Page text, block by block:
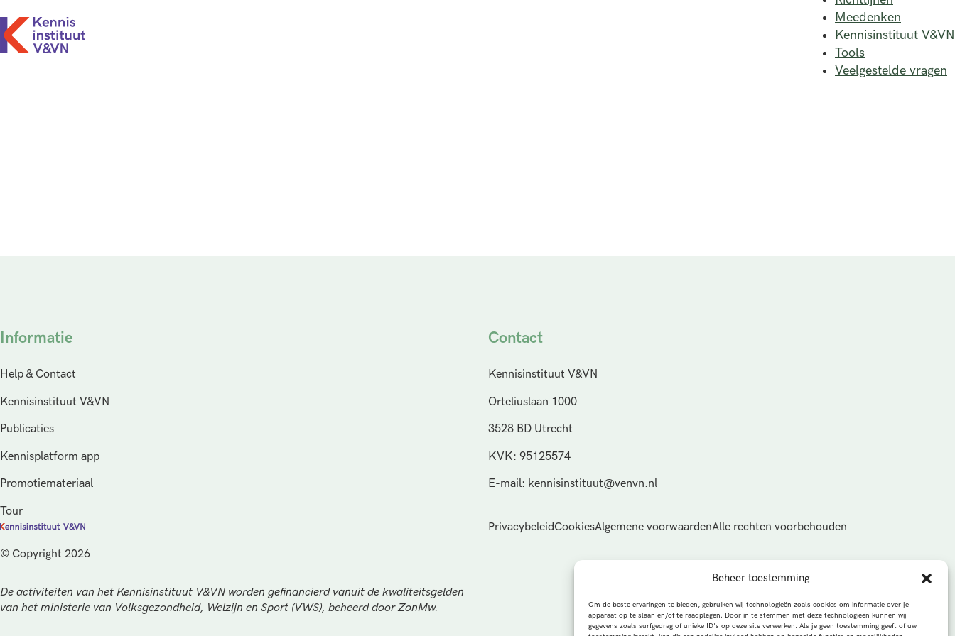
Beheer toestemming
Om de beste ervaringen te bieden, gebruiken wij technologieën zoals cookies om informatie over je
apparaat op te slaan en/of te raadplegen. Door in te stemmen met deze technologieën kunnen wij
gegevens zoals surfgedrag of unieke ID's op deze site verwerken. Als je geen toestemming geeft of uw
Meedenken
Kennisinstituut V&VN
Tools
Veelgestelde vragen
Informatie
Help & Contact
Kennisinstituut V&VN
Publicaties
Kennisplatform app
Promotiemateriaal
Tour
Contact
Kennisinstituut V&VN
Orteliuslaan 1000
3528 BD Utrecht
KVK: 95125574
E-mail: kennisinstituut@venvn.nl
© Copyright 2026
De activiteiten van het Kennisinstituut V&VN worden gefinancierd vanuit de kwaliteitsgelden
van het ministerie van Volksgezondheid, Welzijn en Sport (VWS), beheerd door ZonMw.
PrivacybeleidCookiesAlgemene voorwaardenAlle rechten voorbehouden